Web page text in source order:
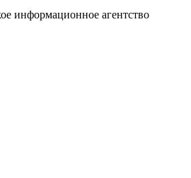
информационное агентство